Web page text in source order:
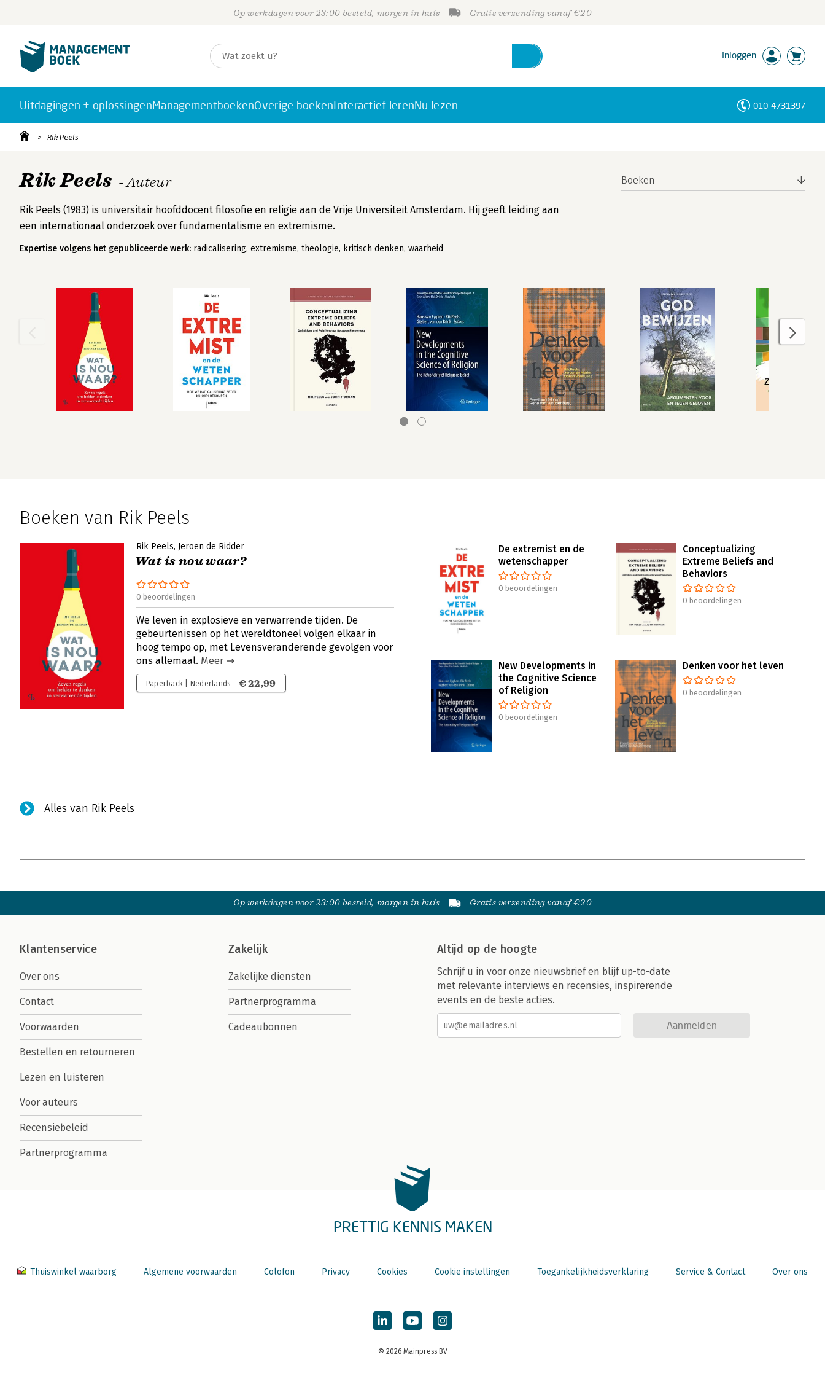
Op werkdagen voor 23:00 besteld, morgen in huis Gratis verzending vanaf €20
Inloggen
Uitdagingen + oplossingenManagementboekenOverige boekenInteractief lerenNu lezen 010-4731397
Rik Peels
Rik Peels - Auteur
Rik Peels (1983) is universitair hoofddocent filosofie en religie aan de Vrije Universiteit Amsterdam. Hij geeft leiding aan
een internationaal onderzoek over fundamentalisme en extremisme.
Expertise volgens het gepubliceerde werk: radicalisering, extremisme, theologie, kritisch denken, waarheid
Boeken
Boeken van Rik Peels
Rik Peels Jeroen de Ridder
Wat is nou waar?
0 beoordelingen
We leven in explosieve en verwarrende tijden. De
gebeurtenissen op het wereldtoneel volgen elkaar in
hoog tempo op, met Levensveranderende gevolgen voor
ons allemaal. Meer
Paperback | Nederlands € 22,99
De extremist en de
wetenschapper
0 beoordelingen
Conceptualizing
Extreme Beliefs and
Behaviors
0 beoordelingen
New Developments in
the Cognitive Science
of Religion
0 beoordelingen
Denken voor het leven
0 beoordelingen
Alles van Rik Peels
Op werkdagen voor 23:00 besteld, morgen in huis Gratis verzending vanaf €20
Klantenservice
Over ons
Contact
Voorwaarden
Bestellen en retourneren
Lezen en luisteren
Voor auteurs
Recensiebeleid
Partnerprogramma
Zakelijk
Zakelijke diensten
Partnerprogramma
Cadeaubonnen
Altijd op de hoogte
Schrijf u in voor onze nieuwsbrief en blijf up-to-date
met relevante interviews en recensies, inspirerende
events en de beste acties.
Aanmelden
PRETTIG KENNIS MAKEN
Thuiswinkel waarborg Algemene voorwaarden Colofon Privacy Cookies Cookie instellingen Toegankelijkheidsverklaring Service & Contact Over ons
© 2026 Mainpress BV
Personen